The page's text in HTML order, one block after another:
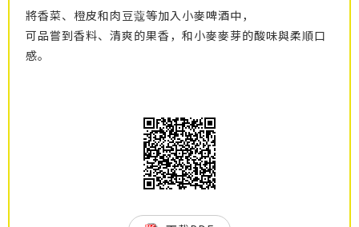
將香菜、橙皮和肉豆蔻等加入小麥啤酒中，
可品嘗到香料、清爽的果香，和小麥麥芽的酸味與柔順口
感。